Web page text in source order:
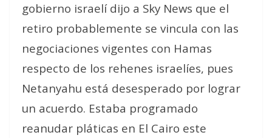
gobierno israelí dijo a Sky News que el
retiro probablemente se vincula con las
negociaciones vigentes con Hamas
respecto de los rehenes israelíes, pues
Netanyahu está desesperado por lograr
un acuerdo. Estaba programado
reanudar pláticas en El Cairo este